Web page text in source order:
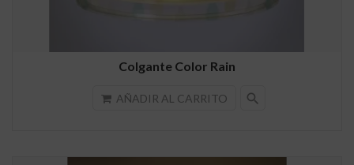
Colgante Color Rain
AÑADIR AL CARRITO search